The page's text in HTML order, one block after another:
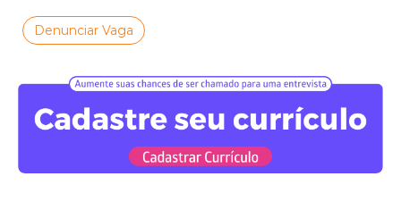
Denunciar Vaga